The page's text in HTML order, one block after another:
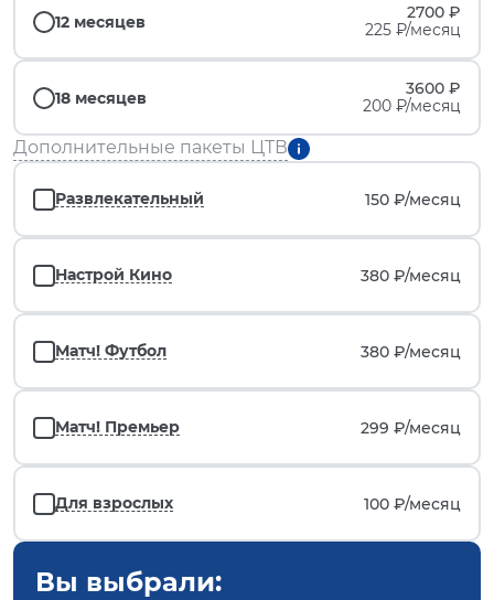
12 месяцев
2700 ₽
225 ₽/месяц
18 месяцев
3600 ₽
200 ₽/месяц
Дополнительные пакеты ЦТВ
Развлекательный 150 ₽/месяц
Настрой Кино 380 ₽/месяц
Матч! Футбол 380 ₽/месяц
Матч! Премьер 299 ₽/месяц
Для взрослых 100 ₽/месяц
Вы выбрали: